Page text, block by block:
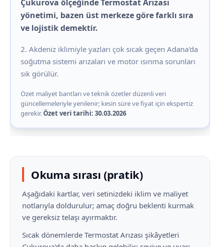
Çukurova ölçeğinde Termostat Arızası
yönetimi, bazen üst merkeze göre farklı sıra
ve lojistik demektir.
2. Akdeniz iklimiyle yazları çok sıcak geçen Adana'da
soğutma sistemi arızaları ve motor ısınma sorunları
sık görülür.
Özet maliyet bantları ve teknik özetler düzenli veri
güncellemeleriyle yenilenir; kesin süre ve fiyat için ekspertiz
gerekir.Özet veri tarihi: 30.03.2026
Okuma sırası (pratik)
Aşağıdaki kartlar, veri setinizdeki iklim ve maliyet
notlarıyla doldurulur; amaç doğru beklenti kurmak
ve gereksiz telaşı ayırmaktır.
Sıcak dönemlerde Termostat Arızası şikâyetleri